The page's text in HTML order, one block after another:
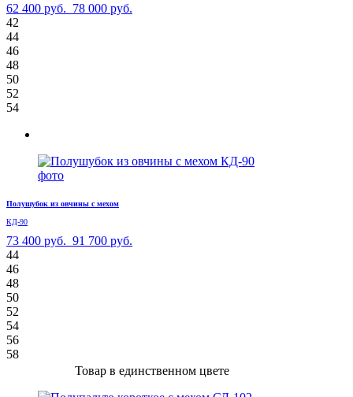
62 400 руб. 78 000 руб.
42
44
46
48
50
52
54
Полушубок из овчины с мехом
КД-90
73 400 руб. 91 700 руб.
44
46
48
50
52
54
56
58
Товар в единственном цвете